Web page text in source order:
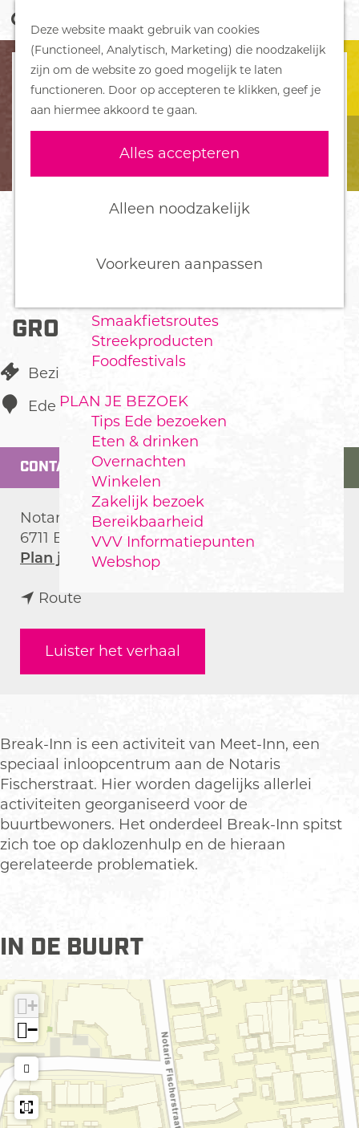
Deze website maakt gebruik van cookies
(Functioneel, Analytisch, Marketing) die noodzakelijk
zijn om de website zo goed mogelijk te laten
functioneren. Door op accepteren te klikken, geef je
aan hiermee akkoord te gaan.
Alles accepteren
Alleen noodzakelijk
Voorkeuren aanpassen
G
a
g
e
o
e
k
e
n
M
e
n
u
DORPEN
Bennekom
De Klomp
Deelen
Ederveen
Harskamp
Hoenderloo
Wekerom
Smaakfietsroutes
Streekproducten
Foodfestivals
PLAN JE BEZOEK
Tips Ede bezoeken
Eten & drinken
Overnachten
Winkelen
Zakelijk bezoek
Bereikbaarheid
VVV Informatiepunten
Webshop
GRONDSPOT DE BREAK-INN
Bezienswaardigheid
Ede
CONTACT
Notaris Fischerstraat 27
6711 BB
Ede
Plan je routen
r
o
s
p
o
t
D
e
B
k
-
I
Route
r
G
n
d
s
p
o
t
D
e
a
k
I
n
n
Luister het verhaal
Break-Inn is een activiteit van Meet-Inn, een
speciaal inloopcentrum aan de Notaris
Fischerstraat. Hier worden dagelijks allerlei
activiteiten georganiseerd voor de
buurtbewoners. Het onderdeel Break-Inn spitst
zich toe op daklozenhulp en de hieraan
gerelateerde problematiek.
IN DE BUURT
+
−